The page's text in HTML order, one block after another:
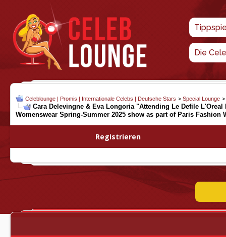
Die
Celeblounge | Promis | Internationale Celebs | Deutsche Stars > Special Lounge >
Cara Delevingne & Eva Longoria "Attending Le Defile L'Oreal
Womenswear Spring-Summer 2025 show as part of Paris Fashion
Registrieren